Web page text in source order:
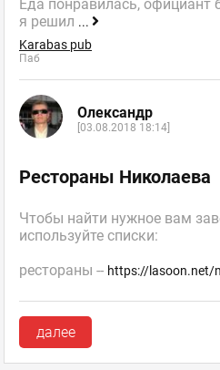
Еда понравилась,
я решил ...
Karabas pub
Паб
Олександр
[03.08.2018 18:14]
Рестораны Николаева
Чтобы найти нужное вам
используйте списки:
рестораны -- https://lasoon.net/
далее